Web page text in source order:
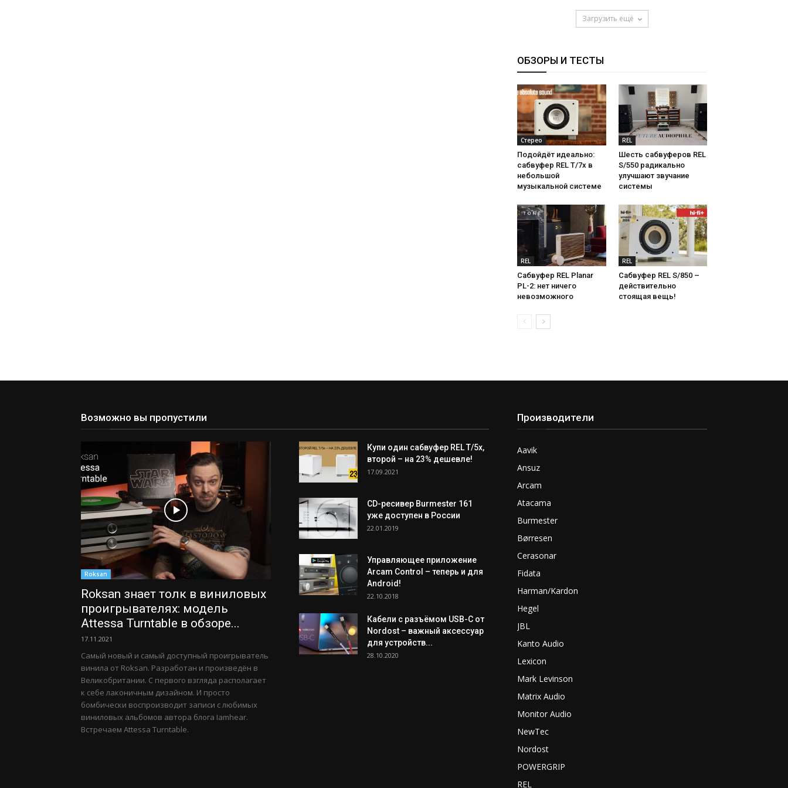
Загрузить ещё
ОБЗОРЫ И ТЕСТЫ
Стерео
Подойдёт идеально:
сабвуфер REL T/7x в
небольшой
музыкальной системе
REL
Шесть сабвуферов REL
S/550 радикально
улучшают звучание
системы
REL
Сабвуфер REL Planar
PL-2: нет ничего
невозможного
REL
Сабвуфер REL S/850 –
действительно
стоящая вещь!
Возможно вы пропустили
Roksan
Roksan знает толк в виниловых
проигрывателях: модель
Attessa Turntable в обзоре...
17.11.2021
Самый новый и самый доступный проигрыватель
винила от Roksan. Разработан и произведён в
Великобритании. С первого взгляда располагает
к себе лаконичным дизайном. И просто
бомбически воспроизводит записи с любимых
виниловых альбомов автора блога Iamhear.
Встречаем Attessa Turntable.
Купи один сабвуфер REL T/5x,
второй – на 23% дешевле!
17.09.2021
CD-ресивер Burmester 161
уже доступен в России
22.01.2019
Управляющее приложение
Arcam Control – теперь и для
Android!
22.10.2018
Кабели с разъёмом USB-C от
Nordost – важный аксессуар
для устройств...
28.10.2020
Производители
Aavik
Ansuz
Arcam
Atacama
Burmester
Børresen
Cerasonar
Fidata
Harman/Kardon
Hegel
JBL
Kanto Audio
Lexicon
Mark Levinson
Matrix Audio
Monitor Audio
NewTec
Nordost
POWERGRIP
REL